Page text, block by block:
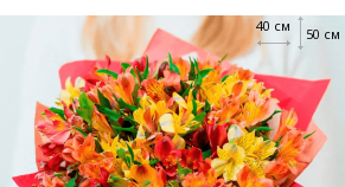
50 см
40 см